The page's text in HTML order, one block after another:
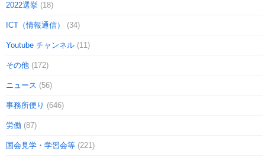
2022選挙 (18)
ICT（情報通信） (34)
Youtube チャンネル (11)
その他 (172)
ニュース (56)
事務所便り (646)
労働 (87)
国会見学・学習会等 (221)